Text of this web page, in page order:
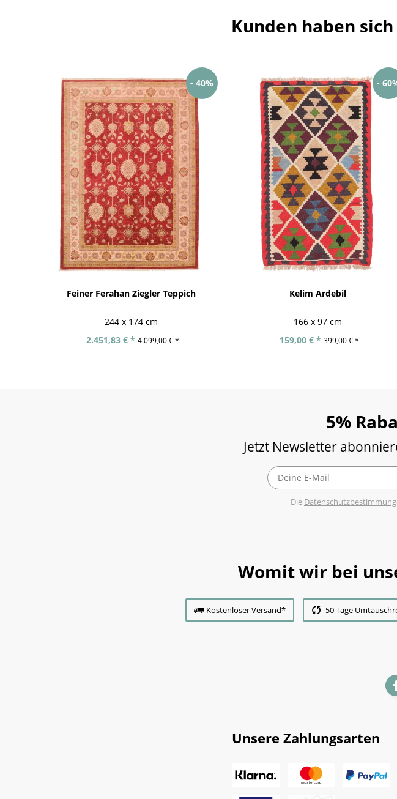
Kunden haben
- 40%
Feiner Ferahan Ziegler Teppich
244 x 174 cm
2.451,83 € * 4.099,00 € *
-
Kelim Ardebil
166 x 97 cm
159,00 € * 399,00 € *
5%
Jetzt Newsletter
Die
Womit wir bei
Kostenloser Versand* 50 Tage
Unsere Zahlungsarten